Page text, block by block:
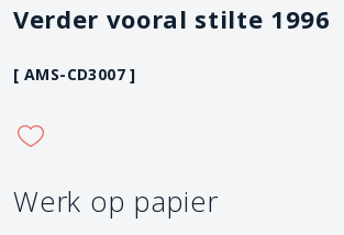
Verder vooral stilte 1996
[ AMS-CD3007 ]
Werk op papier